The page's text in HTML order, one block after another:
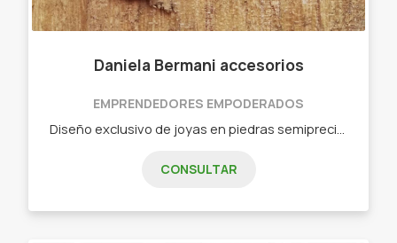
Daniela Bermani accesorios
EMPRENDEDORES EMPODERADOS
CONSULTAR